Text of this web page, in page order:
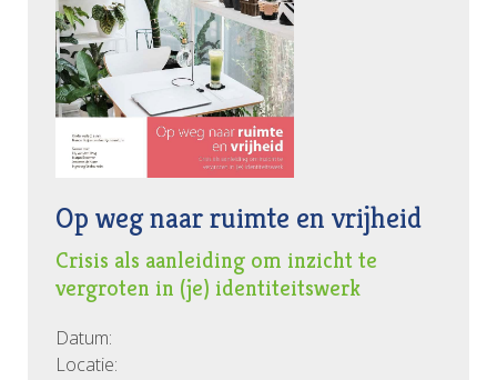
Op weg naar ruimte en vrijheid
Crisis als aanleiding om inzicht te
vergroten in (je) identiteitswerk
Datum:
Locatie: